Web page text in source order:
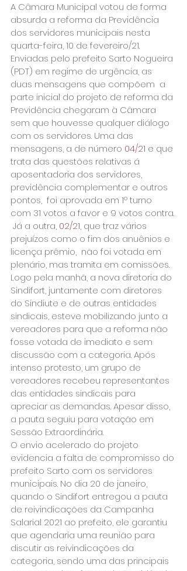
A Câmara Municipal votou de forma
absurda a reforma da Previdência
dos servidores municipais nesta
quarta-feira, 10 de fevereiro/21.
Enviadas pelo prefeito Sarto Nogueira
(PDT) em regime de urgência, as
duas mensagens que compõem  a
parte inicial do projeto de reforma da
Previdência chegaram à Câmara
sem que houvesse qualquer diálogo
com os servidores. Uma das
mensagens, a de número 04/21 e que
trata das questões relativas á
aposentadoria dos servidores,
previdência complementar e outros
pontos,  foi aprovada em 1º turno
com 31 votos a favor e 9 votos contra.
Já a outra, 02/21, que traz vários
prejuízos como o fim dos anuênios e
licença prêmio,  não foi votada em
plenário, mas tramita em comissões.
Logo pela manhã, a nova diretoria do
Sindifort, juntamente com diretores
do Sindiute e de outras entidades
sindicais, esteve mobilizando junto a
vereadores para que a reforma não
fosse votada de imediato e sem
discussão com a categoria. Após
intenso protesto, um grupo de
vereadores recebeu representantes
das entidades sindicais para
apreciar as demandas. Apesar disso,
a pauta seguiu para votação em
Sessão Extraordinária.
O envio acelerado do projeto
evidencia a falta de compromisso do
prefeito Sarto com os servidores
municipais. No dia 20 de janeiro,
quando o Sindifort entregou a pauta
de reivindicações da Campanha
Salarial 2021 ao prefeito, ele garantiu
que agendaria uma reunião para
discutir as reivindicações da
categoria, sendo uma das principais